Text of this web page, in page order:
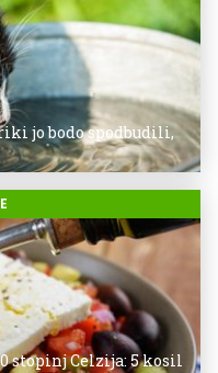
jo bodo spodbudili,
stopinj Celzija: 5 kosil